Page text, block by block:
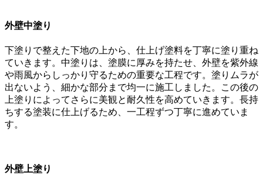
外壁中塗り
下塗りで整えた下地の上から、仕上げ塗料を丁寧に塗り重ね
ていきます。中塗りは、塗膜に厚みを持たせ、外壁を紫外線
や雨風からしっかり守るための重要な工程です。塗りムラが
出ないよう、細かな部分まで均一に施工しました。この後の
上塗りによってさらに美観と耐久性を高めていきます。長持
ちする塗装に仕上げるため、一工程ずつ丁寧に進めていま
す。
外壁上塗り